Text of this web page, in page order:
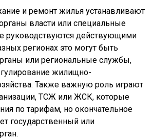
и ремонт жилья устанавливают
власти или специальные
руководствуются действующими
регионах это могут быть
или региональные службы,
жилищно-
Также важную роль играют
ТСЖ или ЖСК, которые
по тарифам, но окончательное
государственный или